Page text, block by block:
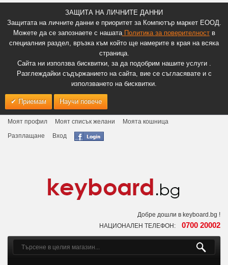
ЗАЩИТА НА ЛИЧНИТЕ ДАННИ
Защитата на личните данни е приоритет за Компютър маркет ЕООД.
Можете да се запознаете с нашатаПолитика за поверителноств
специалния раздел, връзка към който ще намерите в края на всяка
страница.
Сайта ни използва бисквитки, за да подобрим нашите услуги .
Разглеждайки съдържанието на сайта, вие се съгласявате и с
използването на бисквитки.
Приемам Научи повече
Моят профил Моят списък желани
Моята кошница
Разплащане
Вход
Добре дошли в keyboard.bg !
НАЦИОНАЛЕН ТЕЛЕФОН: 0700 20002